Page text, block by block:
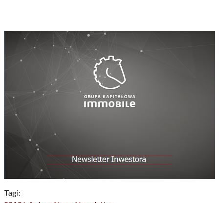
Tagi: